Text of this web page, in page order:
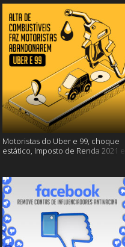
Motoristas do Uber e 99, choque
estático, Imposto de Renda 2021 e